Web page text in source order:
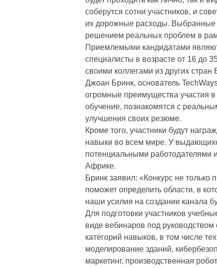
соберутся сотни участников, и
их дорожные расходы. Выбранные
решением реальных проблем в
Приемлемыми кандидатами
специалисты в возрасте от 16 до
своими коллегами из других
Джоан Бринк, основатель
огромные преимущества участия
обучение, познакомятся с
улучшения своих резюме.
Кроме того, участники будут
навыки во всем мире. У
потенциальными работодателями
Африке.
Бринк заявил: «Конкурс не только
поможет определить области, в
наши усилия на создании канала
Для подготовки участников
виде вебинаров под руководством
категорий навыков, в том числе
моделирование зданий,
маркетинг, производственная